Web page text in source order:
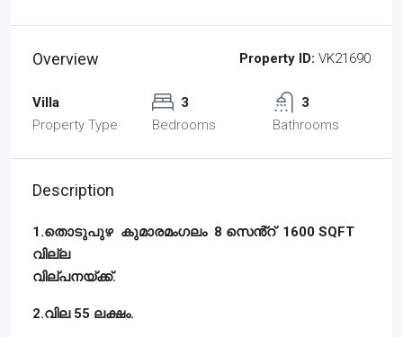
Overview Property ID: VK21690
Villa
Property Type
3
Bedrooms
3
Bathrooms
Description
1.തൊടുപുഴ കുമാരമംഗലം 8 സെൻ്റ് 1600 SQFT
വില്ല
വില്പനയ്ക്ക്.
2.വില 55 ലക്ഷം.